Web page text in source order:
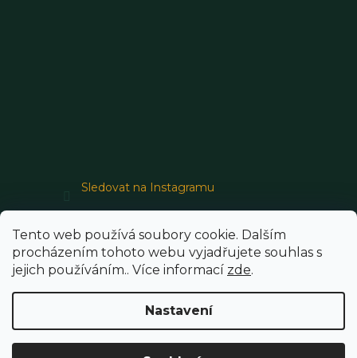
Tento web používá soubory cookie. Dalším
procházením tohoto webu vyjadřujete souhlas s
jejich používáním.. Více informací zde.
Nastavení
Sledovat na Instagramu
Vytvořil Shoptet